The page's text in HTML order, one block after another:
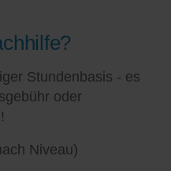
Stundenbasis - es
oder
Niveau)